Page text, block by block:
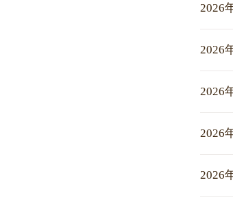
2026
2026
2026
2026
2026